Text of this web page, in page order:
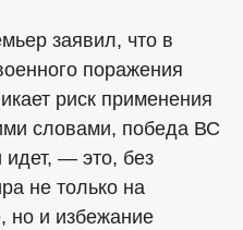
заявил, что в
поражения
риск применения
словами, победа ВС
— это, без
не только на
но и избежание